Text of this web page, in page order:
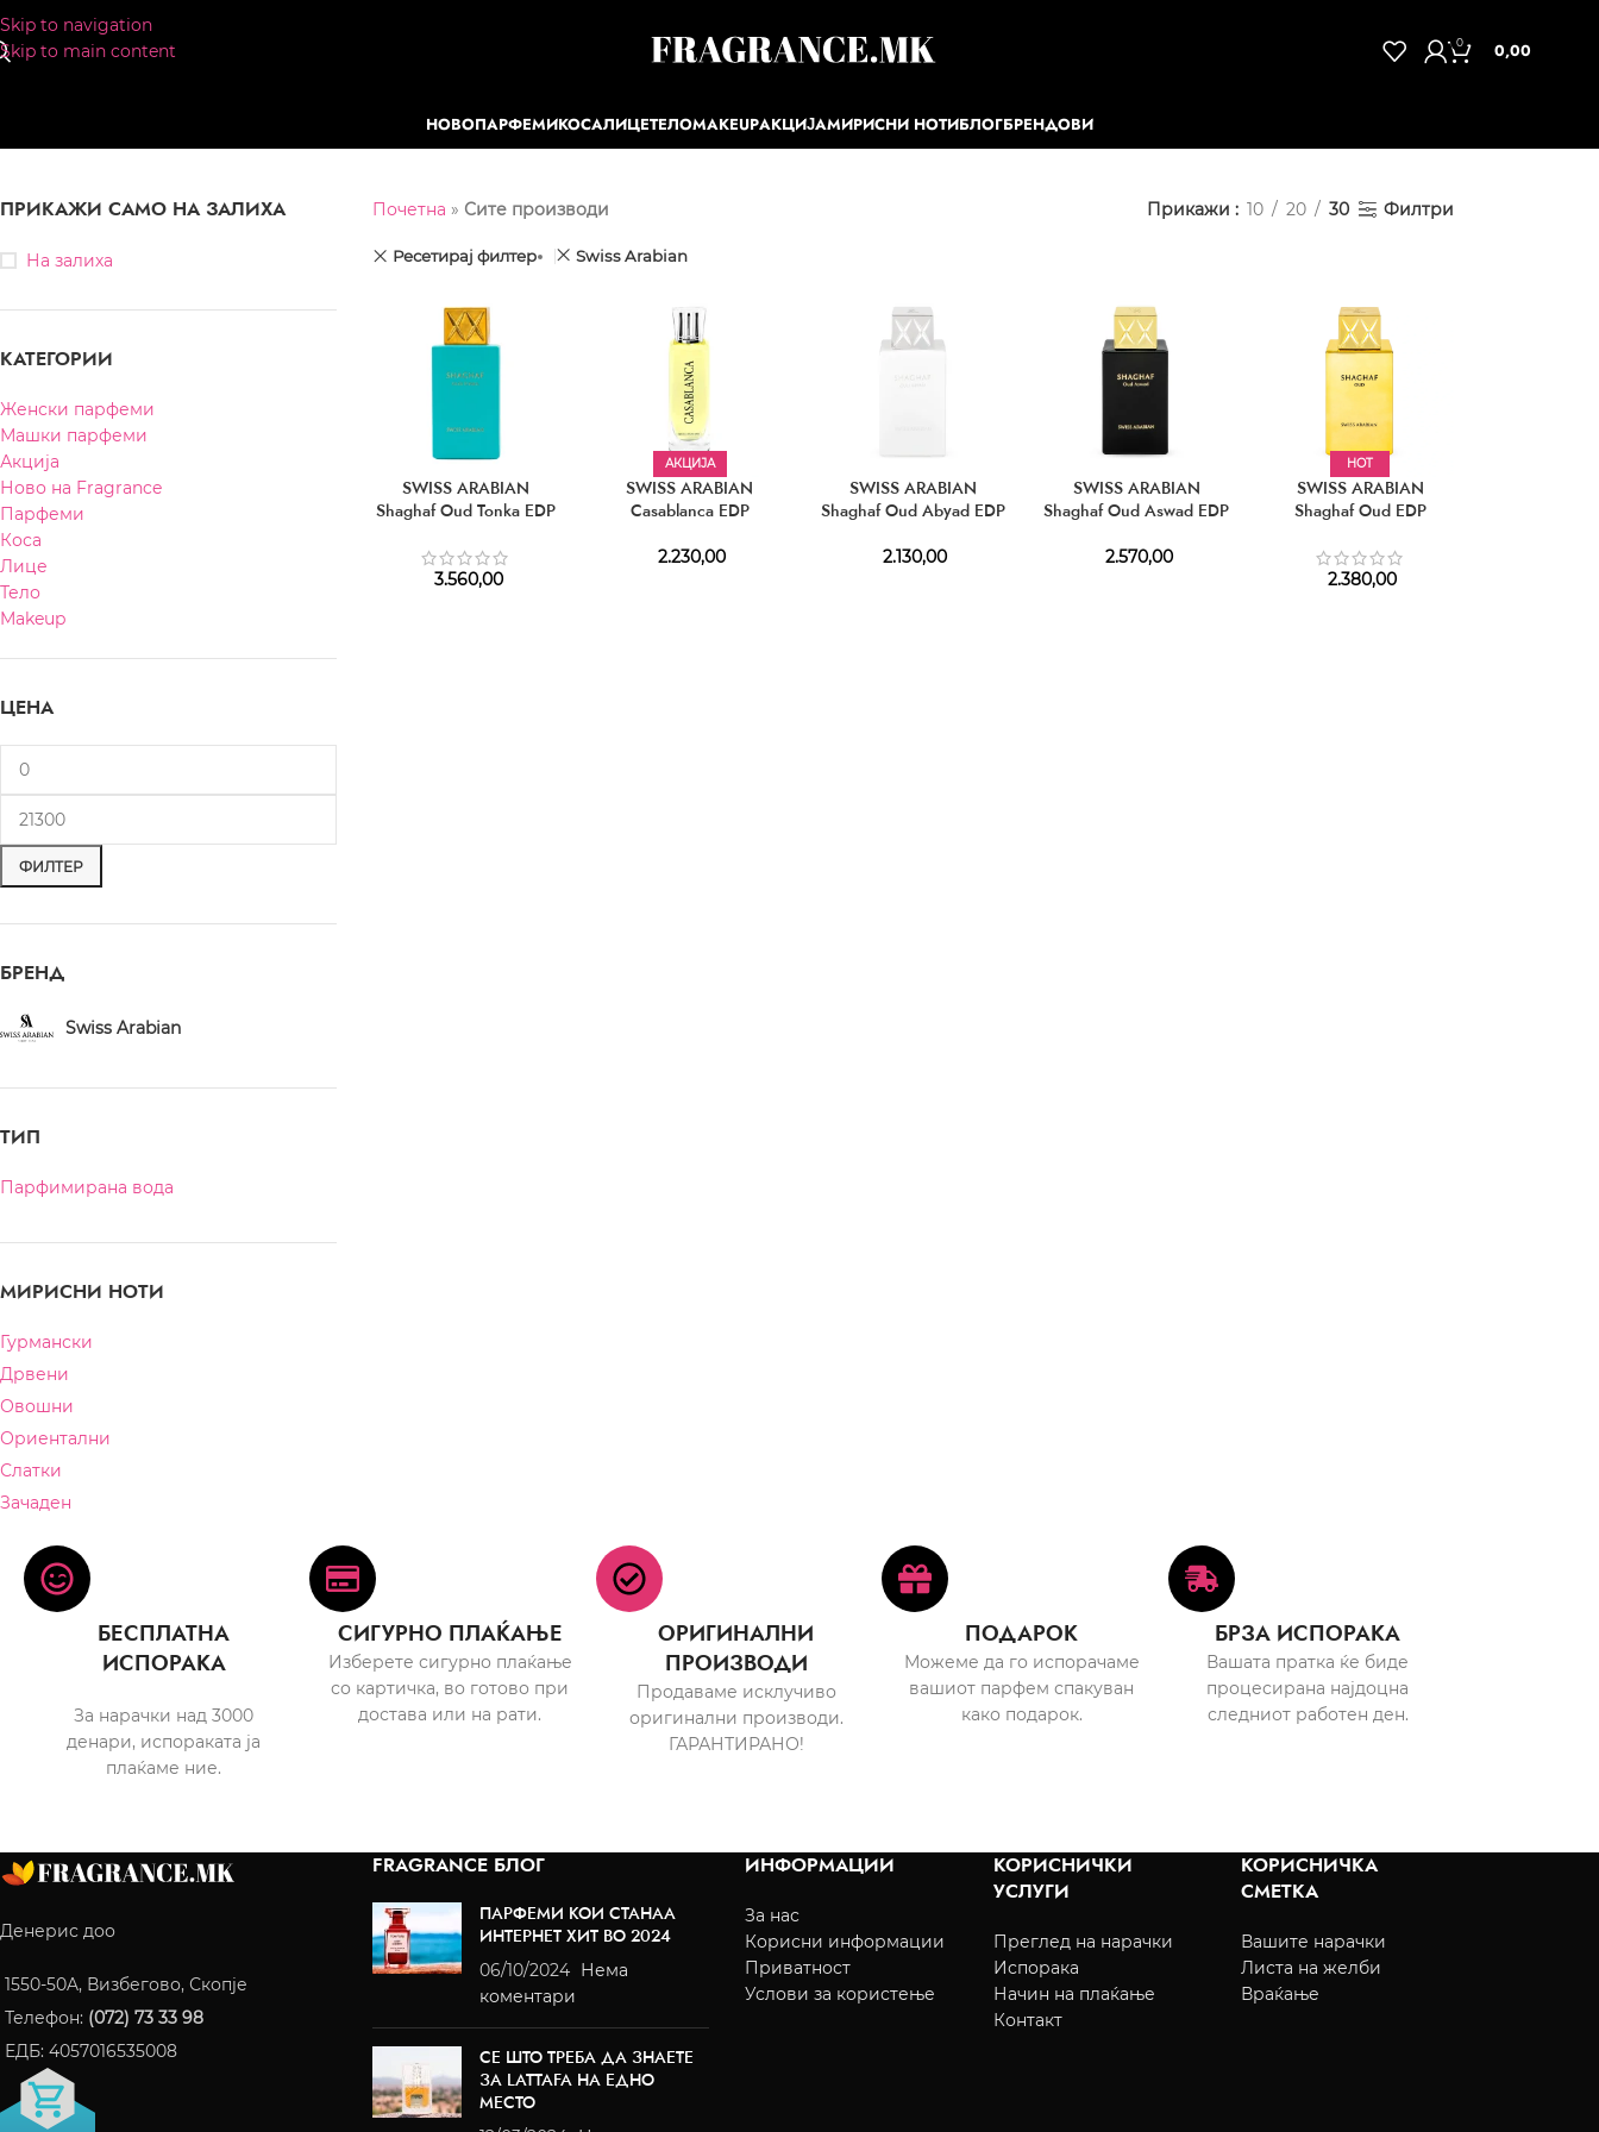
Skip to navigation
Skip to main content
0 0,00
НОВОПАРФЕМИКОСАЛИЦЕТЕЛОMAKEUPАКЦИЈАМИРИСНИ НОТИБЛОГБРЕНДОВИ
ПРИКАЖИ САМО НА ЗАЛИХА
На залиха
КАТЕГОРИИ
Женски парфеми
Машки парфеми
Акција
Ново на Fragrance
Парфеми
Коса
Лице
Тело
Makeup
ЦЕНА
ФИЛТЕР
БРЕНД
Swiss Arabian
ТИП
Парфимирана вода
МИРИСНИ НОТИ
Гурмански
Дрвени
Овошни
Ориентални
Слатки
Зачаден
Почетна » Сите производи Прикажи 10 20 30 Филтри
Ресетирај филтер Swiss Arabian
SWISS ARABIAN
Shaghaf Oud Tonka EDP
3.560,00
АКЦИЈА
SWISS ARABIAN
Casablanca EDP
2.230,00
SWISS ARABIAN
Shaghaf Oud Abyad EDP
2.130,00
SWISS ARABIAN
Shaghaf Oud Aswad EDP
2.570,00
HOT
SWISS ARABIAN
Shaghaf Oud EDP
2.380,00
БЕСПЛАТНА
ИСПОРАКА
За нарачки над 3000
денари, испораката ја
плаќаме ние.
СИГУРНО ПЛАЌАЊЕ
Изберете сигурно плаќање
со картичка, во готово при
достава или на рати.
ОРИГИНАЛНИ
ПРОИЗВОДИ
Продаваме исклучиво
оригинални производи.
ГАРАНТИРАНО!
ПОДАРОК
Можеме да го испорачаме
вашиот парфем спакуван
како подарок.
БРЗА ИСПОРАКА
Вашата пратка ќе биде
процесирана најдоцна
следниот работен ден.
Денерис доо
1550-50A, Визбегово, Скопје
Телефон: (072) 73 33 98
ЕДБ: 4057016535008
FRAGRANCE БЛОГ
ПАРФЕМИ КОИ СТАНАА
ИНТЕРНЕТ ХИТ ВО 2024
06/10/2024 Нема
коментари
СЕ ШТО ТРЕБА ДА ЗНАЕТЕ
ЗА LATTAFA НА ЕДНО
МЕСТО
ИНФОРМАЦИИ
За нас
Корисни информации
Приватност
Услови за користење
КОРИСНИЧКИ
УСЛУГИ
Преглед на нарачки
Испорака
Начин на плаќање
Контакт
КОРИСНИЧКА
СМЕТКА
Вашите нарачки
Листа на желби
Враќање